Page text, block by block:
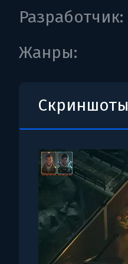
Разработчик:
Жанры:
Скриншоты